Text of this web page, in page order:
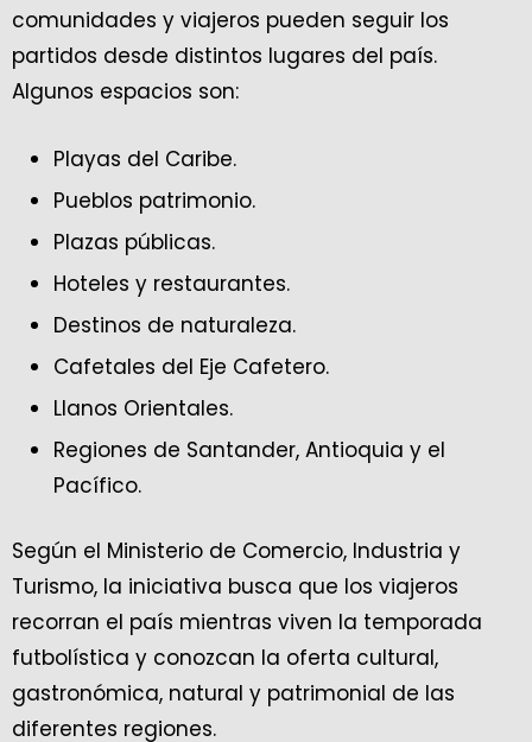
comunidades y viajeros pueden seguir los
partidos desde distintos lugares del país.
Algunos espacios son:
Playas del Caribe.
Pueblos patrimonio.
Plazas públicas.
Hoteles y restaurantes.
Destinos de naturaleza.
Cafetales del Eje Cafetero.
Llanos Orientales.
Regiones de Santander, Antioquia y el
Pacífico.
Según el Ministerio de Comercio, Industria y
Turismo, la iniciativa busca que los viajeros
recorran el país mientras viven la temporada
futbolística y conozcan la oferta cultural,
gastronómica, natural y patrimonial de las
diferentes regiones.